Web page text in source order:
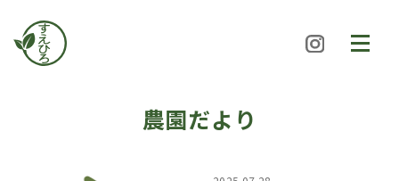
toggle
農園だより